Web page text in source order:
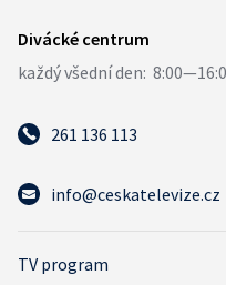
261 136 113
info@ceskatelevize.cz
TV program